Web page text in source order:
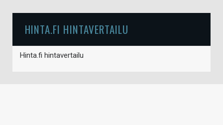
HINTA.FI HINTAVERTAILU
Hinta.fi hintavertailu